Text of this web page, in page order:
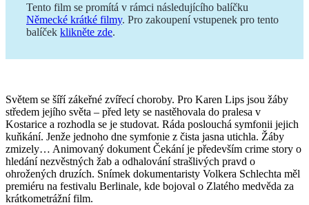
Tento film se promítá v rámci následujícího balíčku
Německé krátké filmy. Pro zakoupení vstupenek pro tento
balíček klikněte zde.
Světem se šíří zákeřné zvířecí choroby. Pro Karen Lips jsou žáby
středem jejího světa – před lety se nastěhovala do pralesa v
Kostarice a rozhodla se je studovat. Ráda poslouchá symfonii jejich
kuňkání. Jenže jednoho dne symfonie z čista jasna utichla. Žáby
zmizely… Animovaný dokument Čekání je především crime story o
hledání nezvěstných žab a odhalování strašlivých pravd o
ohrožených druzích. Snímek dokumentaristy Volkera Schlechta měl
premiéru na festivalu Berlinale, kde bojoval o Zlatého medvěda za
krátkometrážní film.